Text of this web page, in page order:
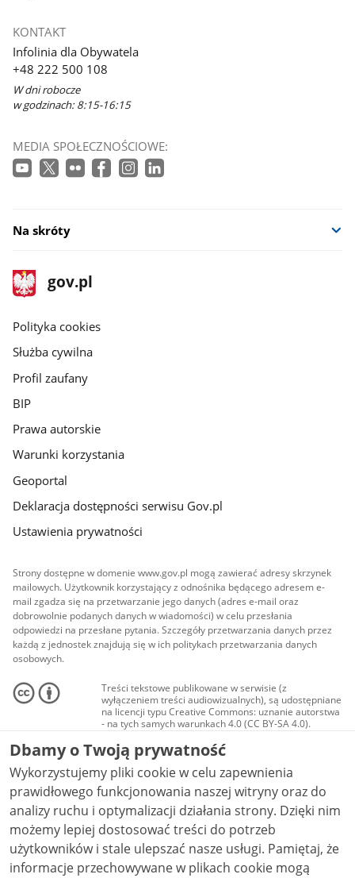
KONTAKT
Infolinia dla Obywatela
+48 222 500 108
W dni robocze
w godzinach: 8:15-16:15
MEDIA SPOŁECZNOŚCIOWE:
Na skróty
stopka
gov.pl
Strona
gov.pl
gov.pl
Polityka cookies
Służba cywilna
Profil zaufany
BIP
Prawa autorskie
Warunki korzystania
Geoportal
Deklaracja dostępności serwisu Gov.pl
Ustawienia prywatności
Strony dostępne w domenie www.gov.pl mogą zawierać adresy skrzynek
mailowych. Użytkownik korzystający z odnośnika będącego adresem e-
mail zgadza się na przetwarzanie jego danych (adres e-mail oraz
dobrowolnie podanych danych w wiadomości) w celu przesłania
odpowiedzi na przesłane pytania. Szczegóły przetwarzania danych przez
każdą z jednostek znajdują się w ich politykach przetwarzania danych
osobowych.
Treści tekstowe publikowane w serwisie (z
wyłączeniem treści audiowizualnych), są udostępniane
na licencji typu Creative Commons: uznanie autorstwa
- na tych samych warunkach 4.0 (CC BY-SA 4.0).
Materiały audiowizualne, w tym zdjęcia, materiały
audio i wideo, są udostępniane na licencji typu
Creative Commons: uznanie autorstwa użycie
niekomercyjne - bez utworów zależnych 4.0 (CC BY-
NC-ND 4.0), o ile nie jest to stwierdzone inaczej.
Dbamy o Twoją prywatność
Wykorzystujemy pliki cookie w celu zapewnienia
prawidłowego funkcjonowania naszej witryny oraz do
analizy ruchu i optymalizacji działania strony. Dzięki nim
możemy lepiej dostosować treści do potrzeb
użytkowników i stale ulepszać nasze usługi. Pamiętaj, że
informacje przechowywane w plikach cookie mogą